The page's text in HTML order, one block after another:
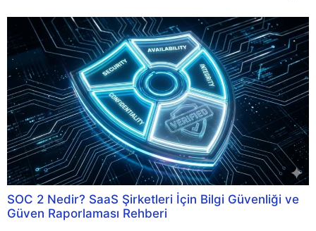
SOC 2 Nedir? SaaS Şirketleri İçin Bilgi Güvenliği ve
Güven Raporlaması Rehberi